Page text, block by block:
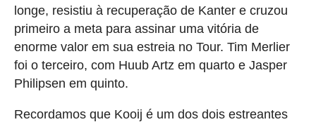
longe, resistiu à recuperação de Kanter e cruzou
primeiro a meta para assinar uma vitória de
enorme valor em sua estreia no Tour. Tim Merlier
foi o terceiro, com Huub Artz em quarto e Jasper
Philipsen em quinto.
Recordamos que Kooij é um dos dois estreantes